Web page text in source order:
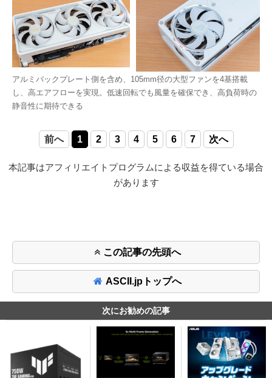
アルミバックプレート側を含め、105mm径の大型ファンを4基搭載
し、高エアフローを実現。低速回転でも風量を確保でき、高負荷時の
静音性に期待できる
前へ 1 2 3 4 5 6 7 次へ
本記事はアフィリエイトプログラムによる収益を得ている場合
があります
この記事の先頭へ
ASCII.jpトップへ
次にお勧めの記事